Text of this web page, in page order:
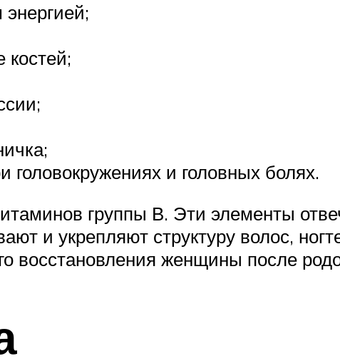
головокружениях и головных болях.
группы В. Эти элементы
и укрепляют структуру волос,
восстановления женщины после